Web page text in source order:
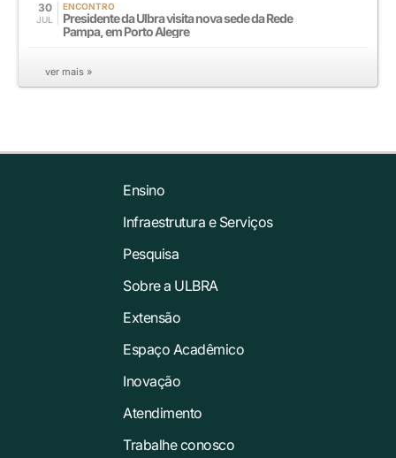
30
JUL
ENCONTRO
Presidente da Ulbra visita nova sede da Rede
Pampa, em Porto Alegre
ver mais »
Ensino
Infraestrutura e Serviços
Pesquisa
Sobre a ULBRA
Extensão
Espaço Acadêmico
Inovação
Atendimento
Trabalhe conosco